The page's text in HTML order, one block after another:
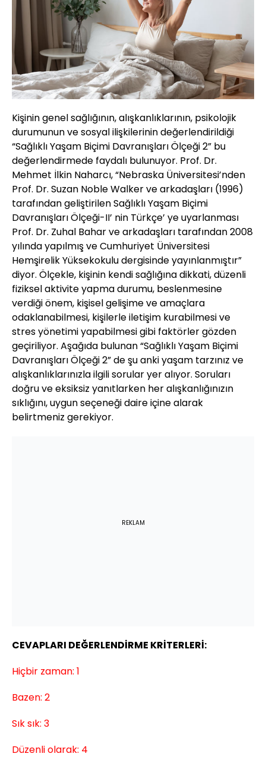
Kişinin genel sağlığının, alışkanlıklarının, psikolojik
durumunun ve sosyal ilişkilerinin değerlendirildiği
“Sağlıklı Yaşam Biçimi Davranışları Ölçeği 2” bu
değerlendirmede faydalı bulunuyor. Prof. Dr.
Mehmet İlkin Naharcı, “Nebraska Üniversitesi’nden
Prof. Dr. Suzan Noble Walker ve arkadaşları (1996)
tarafından geliştirilen Sağlıklı Yaşam Biçimi
Davranışları Ölçeği-II’ nin Türkçe’ ye uyarlanması
Prof. Dr. Zuhal Bahar ve arkadaşları tarafından 2008
yılında yapılmış ve Cumhuriyet Üniversitesi
Hemşirelik Yüksekokulu dergisinde yayınlanmıştır”
diyor. Ölçekle, kişinin kendi sağlığına dikkati, düzenli
fiziksel aktivite yapma durumu, beslenmesine
verdiği önem, kişisel gelişime ve amaçlara
odaklanabilmesi, kişilerle iletişim kurabilmesi ve
stres yönetimi yapabilmesi gibi faktörler gözden
geçiriliyor. Aşağıda bulunan “Sağlıklı Yaşam Biçimi
Davranışları Ölçeği 2” de şu anki yaşam tarzınız ve
alışkanlıklarınızla ilgili sorular yer alıyor. Soruları
doğru ve eksiksiz yanıtlarken her alışkanlığınızın
sıklığını, uygun seçeneği daire içine alarak
belirtmeniz gerekiyor.
REKLAM
CEVAPLARI DEĞERLENDİRME KRİTERLERİ:
Hiçbir zaman: 1
Bazen: 2
Sık sık: 3
Düzenli olarak: 4